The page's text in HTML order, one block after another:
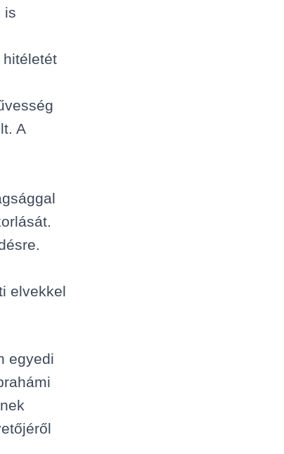
is
A
elvekkel
egyedi